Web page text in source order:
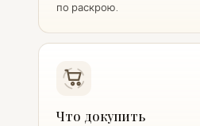
по раскрою.
Что докупить